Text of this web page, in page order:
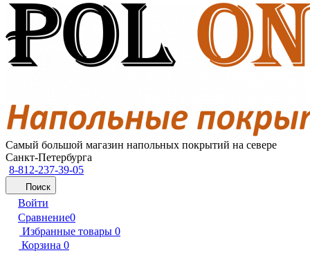
Самый большой магазин напольных покрытий на севере
Санкт-Петербурга
8-812-237-39-05
Поиск
Войти
Сравнение0
Избранные товары 0
Корзина 0